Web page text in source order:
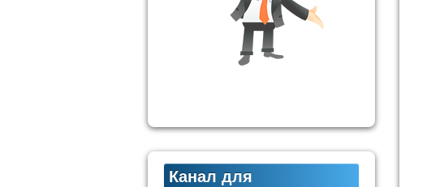
Канал для